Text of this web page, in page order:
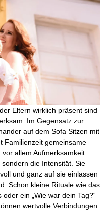
Eltern wirklich präsent sind
Im Gegensatz zur
auf dem Sofa Sitzen mit
Familienzeit gemeinsame
allem Aufmerksamkeit.
die Intensität. Sie
und ganz auf sie einlassen
Schon kleine Rituale wie das
ein „Wie war dein Tag?“
wertvolle Verbindungen